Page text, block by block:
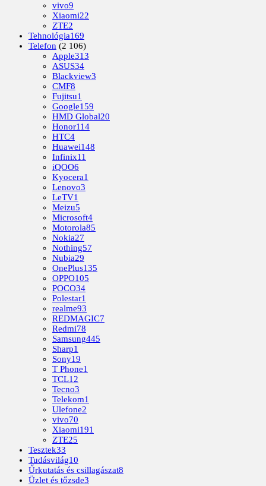
vivo9
Xiaomi22
ZTE2
Tehnológia169
Telefon (2 106)
Apple313
ASUS34
Blackview3
CMF8
Fujitsu1
Google159
HMD Global20
Honor114
HTC4
Huawei148
Infinix11
iQOO6
Kyocera1
Lenovo3
LeTV1
Meizu5
Microsoft4
Motorola85
Nokia27
Nothing57
Nubia29
OnePlus135
OPPO105
POCO34
Polestar1
realme93
REDMAGIC7
Redmi78
Samsung445
Sharp1
Sony19
T Phone1
TCL12
Tecno3
Telekom1
Ulefone2
vivo70
Xiaomi191
ZTE25
Tesztek33
Tudásvilág10
Űrkutatás és csillagászat8
Üzlet és tőzsde3